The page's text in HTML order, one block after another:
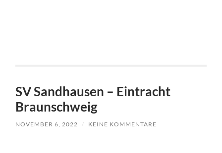
SV Sandhausen – Eintracht
Braunschweig
NOVEMBER 6, 2022 / KEINE KOMMENTARE